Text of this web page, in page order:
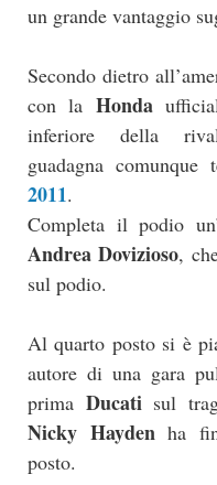
un grande vantaggio
Secondo dietro
con la Honda
inferiore della
guadagna comunque
2011.
Completa il podio
Andrea Dovizioso,
sul podio.
Al quarto posto si è
autore di una gara
prima Ducatisul
Nicky Haydenha
posto.